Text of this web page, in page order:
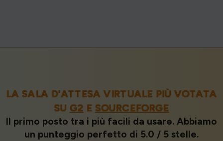
LA SALA D'ATTESA VIRTUALE PIÙ VOTATA
SUG2 E SOURCEFORGE
Il primo posto tra i più facili da usare. Abbiamo
un punteggio perfetto di 5.0 / 5 stelle.